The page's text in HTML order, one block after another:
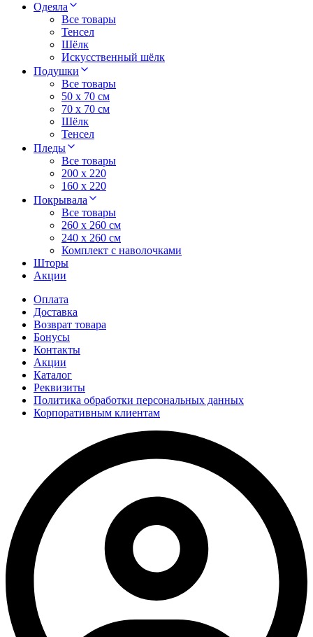
Одеяла
Все товары
Тенсел
Шёлк
Искусственный шёлк
Подушки
Все товары
50 x 70 см
70 x 70 см
Шёлк
Тенсел
Пледы
Все товары
200 х 220
160 х 220
Покрывала
Все товары
260 x 260 см
240 х 260 см
Комплект с наволочками
Шторы
Акции
Оплата
Доставка
Возврат товара
Бонусы
Контакты
Акции
Каталог
Реквизиты
Политика обработки персональных данных
Корпоративным клиентам